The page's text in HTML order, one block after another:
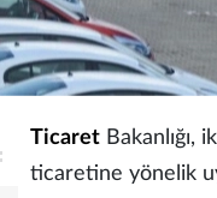
Ticaret Bakanlığı,
ticaretine yönelik